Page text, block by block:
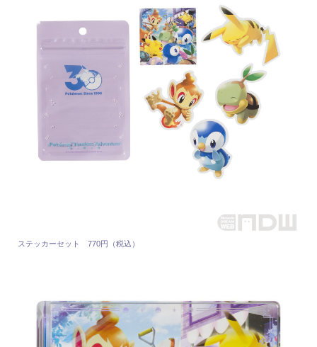
ステッカーセット 770円（税込）